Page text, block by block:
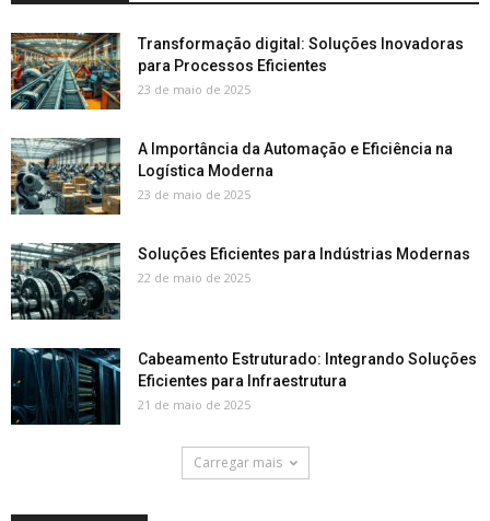
Transformação digital: Soluções Inovadoras
para Processos Eficientes
23 de maio de 2025
A Importância da Automação e Eficiência na
Logística Moderna
23 de maio de 2025
Soluções Eficientes para Indústrias Modernas
22 de maio de 2025
Cabeamento Estruturado: Integrando Soluções
Eficientes para Infraestrutura
21 de maio de 2025
Carregar mais